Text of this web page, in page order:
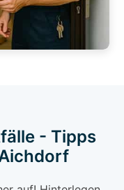
- Tipps